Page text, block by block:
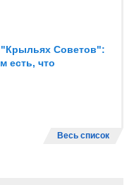
"Крыльях Советов":
есть, что
Весь список